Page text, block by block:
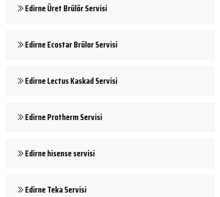
Edirne Üret Brülör Servisi
Edirne Ecostar Brülor Servisi
Edirne Lectus Kaskad Servisi
Edirne Protherm Servisi
Edirne hisense servisi
Edirne Teka Servisi